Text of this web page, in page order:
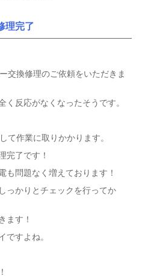
理完了
交換修理のご依頼をいただきま
く反応がなくなったそうです。
て作業に取りかかります。
完了です！
も問題なく増えております！
っかりとチェックを行ってか
ます！
ですよね。